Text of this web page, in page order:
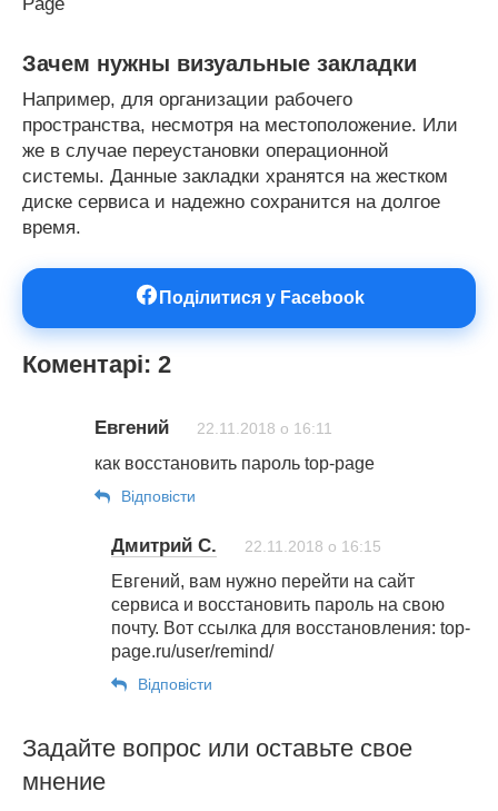
Зачем нужны визуальные закладки
Например, для организации рабочего
пространства, несмотря на местоположение. Или
же в случае переустановки операционной
системы. Данные закладки хранятся на жестком
диске сервиса и надежно сохранится на долгое
время.
Поділитися у Facebook
Коментарі: 2
Евгений 22.11.2018 о 16:11
как восстановить пароль top-page
Відповіcти
Дмитрий С. 22.11.2018 о 16:15
Евгений, вам нужно перейти на сайт
сервиса и восстановить пароль на свою
почту. Вот ссылка для восстановления: top-
page.ru/user/remind/
Відповіcти
Задайте вопрос или оставьте свое
мнение